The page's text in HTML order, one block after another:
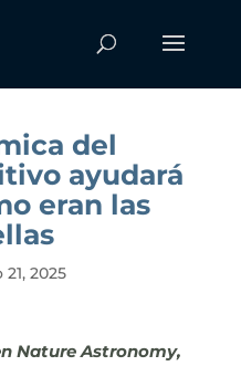
del
ayudará
eran las
2025
Nature Astronomy,